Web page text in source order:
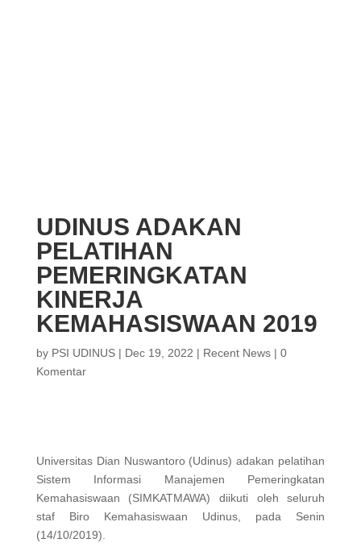
UDINUS ADAKAN
PELATIHAN
PEMERINGKATAN
KINERJA
KEMAHASISWAAN 2019
by PSI UDINUS| Dec 19, 2022 | Recent News| 0
Komentar
Universitas Dian Nuswantoro (Udinus) adakan pelatihan
Sistem Informasi Manajemen Pemeringkatan
Kemahasiswaan (SIMKATMAWA) diikuti oleh seluruh
staf Biro Kemahasiswaan Udinus, pada Senin
(14/10/2019).